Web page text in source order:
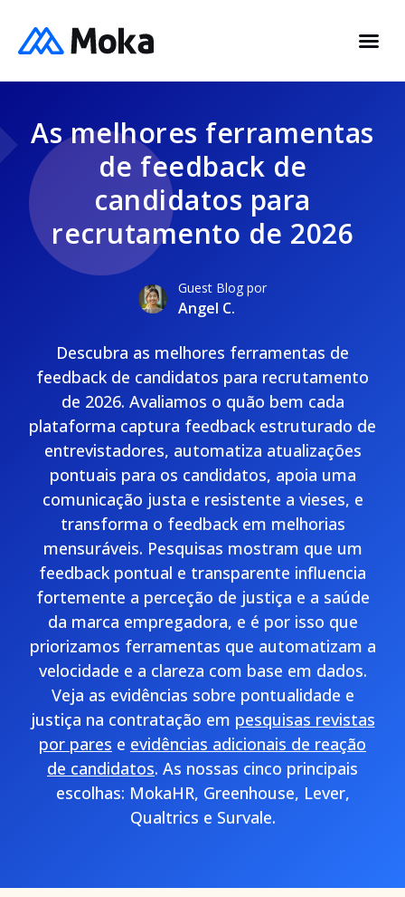
As melhores ferramentas
de feedback de
candidatos para
recrutamento de 2026
Guest Blog por
Angel C.
Descubra as melhores ferramentas de
feedback de candidatos para recrutamento
de 2026. Avaliamos o quão bem cada
plataforma captura feedback estruturado de
entrevistadores, automatiza atualizações
pontuais para os candidatos, apoia uma
comunicação justa e resistente a vieses, e
transforma o feedback em melhorias
mensuráveis. Pesquisas mostram que um
feedback pontual e transparente influencia
fortemente a perceção de justiça e a saúde
da marca empregadora, e é por isso que
priorizamos ferramentas que automatizam a
velocidade e a clareza com base em dados.
Veja as evidências sobre pontualidade e
justiça na contratação em pesquisas revistas
por pares e evidências adicionais de reação
de candidatos. As nossas cinco principais
escolhas: MokaHR, Greenhouse, Lever,
Qualtrics e Survale.